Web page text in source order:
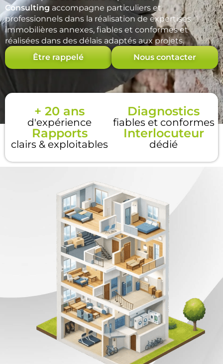
Consulting accompagne particuliers et
professionnels dans la réalisation de expertises
immobilières annexes, fiables et conformes et
réalisées dans des délais adaptés aux projets.
Être rappelé Nous contacter
+ 20 ans
d'expérience
Diagnostics
fiables et conformes
Rapports
clairs & exploitables
Interlocuteur
dédié